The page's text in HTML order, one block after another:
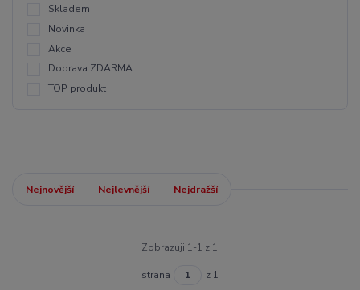
Skladem
Novinka
Akce
Doprava ZDARMA
TOP produkt
Nejnovější Nejlevnější Nejdražší
Zobrazuji 1-1 z 1
strana z 1